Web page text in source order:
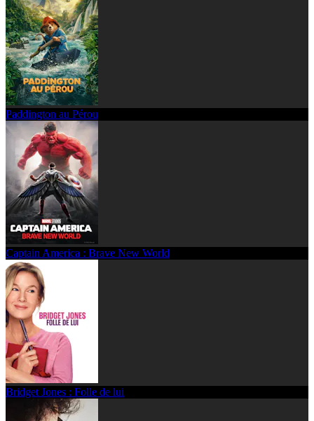
Paddington au Pérou
Captain America : Brave New World
Bridget Jones : Folle de lui